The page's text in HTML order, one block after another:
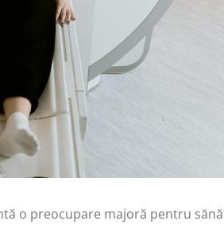
o preocupare majoră pentru